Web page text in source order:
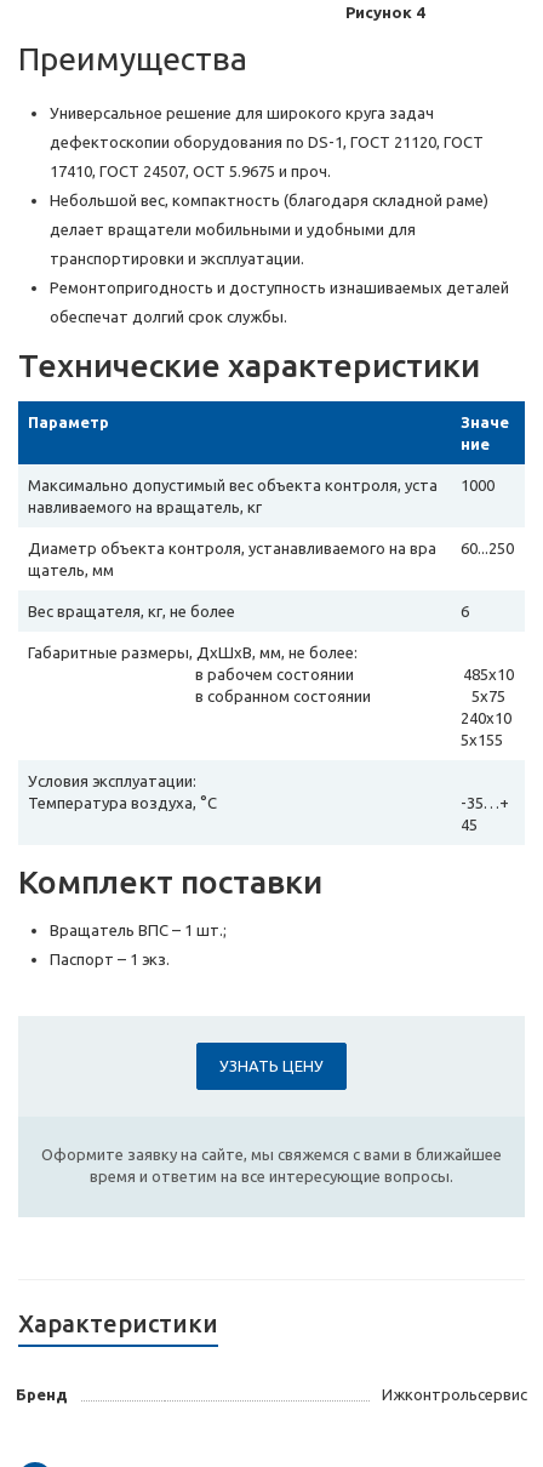
Рисунок 4
Преимущества
Универсальное решение для широкого круга задач
дефектоскопии оборудования по DS-1, ГОСТ 21120, ГОСТ
17410, ГОСТ 24507, ОСТ 5.9675 и проч.
Небольшой вес, компактность (благодаря складной раме)
делает вращатели мобильными и удобными для
транспортировки и эксплуатации.
Ремонтопригодность и доступность изнашиваемых деталей
обеспечат долгий срок службы.
Технические характеристики
Параметр
Значе
ние
Максимально допустимый вес объекта контроля, уста
навливаемого на вращатель, кг
1000
Диаметр объекта контроля, устанавливаемого на вра
щатель, мм
60...250
Вес вращателя, кг, не более 6
Габаритные размеры, ДхШхВ, мм, не более:
в рабочем состоянии
в собранном состоянии
485х10
5х75
240х10
5х155
Условия эксплуатации:
Температура воздуха, °С
-35…+
45
Комплект поставки
Вращатель ВПС – 1 шт.;
Паспорт – 1 экз.
УЗНАТЬ ЦЕНУ
Оформите заявку на сайте, мы свяжемся с вами в ближайшее
время и ответим на все интересующие вопросы.
Характеристики
Бренд Ижконтрольсервис